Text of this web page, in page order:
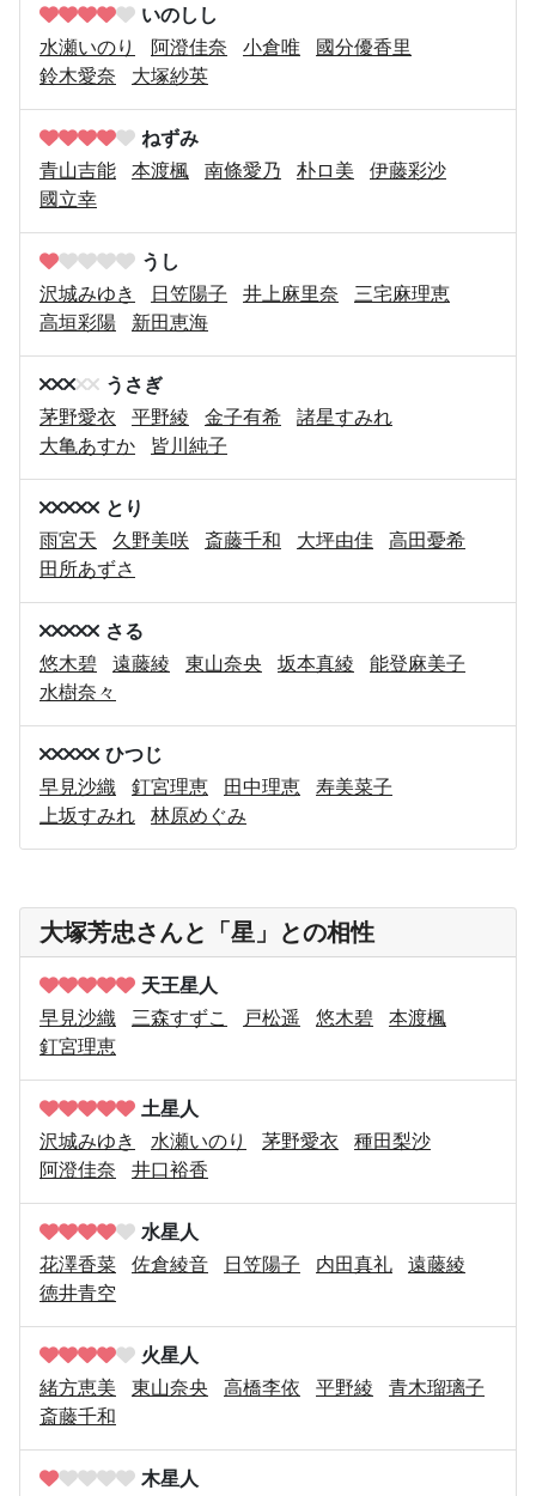
いのしし
水瀬いのり
阿澄佳奈 小倉唯
國分優香里
鈴木愛奈
大塚紗英
ねずみ
青山吉能
本渡楓 南條愛乃 朴ロ美
伊藤彩沙
國立幸
うし
沢城みゆき
日笠陽子 井上麻里奈
三宅麻理恵
高垣彩陽
新田恵海
うさぎ
茅野愛衣
平野綾 金子有希
諸星すみれ
大亀あすか
皆川純子
とり
雨宮天
久野美咲 斎藤千和 大坪由佳
高田憂希
田所あずさ
さる
悠木碧
遠藤綾 東山奈央 坂本真綾
能登麻美子
水樹奈々
ひつじ
早見沙織
釘宮理恵 田中理恵
寿美菜子
上坂すみれ
林原めぐみ
大塚芳忠さんと「星」との相性
天王星人
早見沙織
三森すずこ 戸松遥 悠木碧
本渡楓
釘宮理恵
土星人
沢城みゆき
水瀬いのり 茅野愛衣
種田梨沙
阿澄佳奈
井口裕香
水星人
花澤香菜
佐倉綾音 日笠陽子 内田真礼
遠藤綾
徳井青空
火星人
緒方恵美
東山奈央 高橋李依 平野綾
青木瑠璃子
斎藤千和
木星人